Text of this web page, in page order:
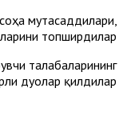
мутасаддилари,
топширдилар.
талабаларининг
дуолар қилдилар.